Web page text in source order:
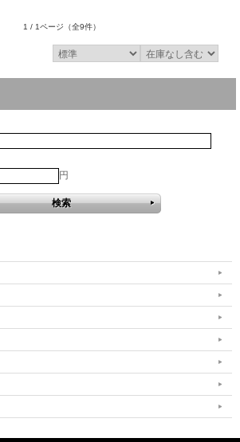
1 / 1ページ （全9件）
円